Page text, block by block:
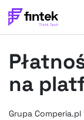
BANKOWOŚĆ
FELIETONY
WYWIADY
na
Grupa